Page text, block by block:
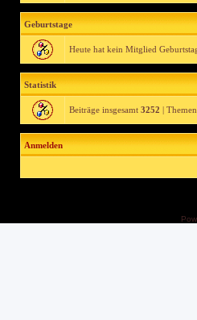
Geburtstage
Heute hat kein Mitglied
Statistik
Beiträge insgesamt 3252 |
Anmelden